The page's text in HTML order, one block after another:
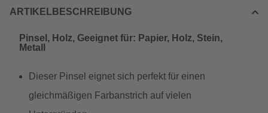
ARTIKELBESCHREIBUNG
Pinsel, Holz, Geeignet für: Papier, Holz, Stein,
Metall
Dieser Pinsel eignet sich perfekt für einen
gleichmäßigen Farbanstrich auf vielen